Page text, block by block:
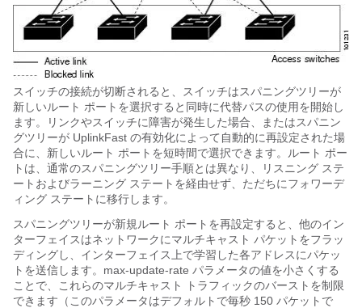
スイッチの接続が切断されると、スイッチはスパニングツリーが
新しいルート ポートを選択すると同時に代替パスの使用を開始し
ます。リンクやスイッチに障害が発生した場合、またはスパニン
グツリーが UplinkFast の有効化によって自動的に再設定された場
合に、新しいルート ポートを短時間で選択できます。ルート ポー
トは、通常のスパニングツリー手順とは異なり、リスニング ステ
ートおよびラーニング ステートを経由せず、ただちにフォワーデ
ィング ステートに移行します。
スパニングツリーが新規ルート ポートを再設定すると、他のイン
ターフェイスはネットワークにマルチキャスト パケットをフラッ
ディングし、インターフェイス上で学習した各アドレスにパケッ
トを送信します。max-update-rate パラメータの値を小さくする
ことで、これらのマルチキャスト トラフィックのバーストを制限
できます（このパラメータはデフォルトで毎秒 150 パケットで